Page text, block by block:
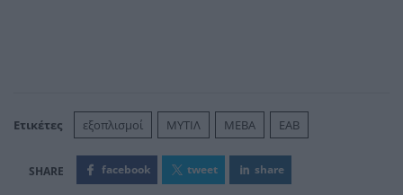
Ετικέτες εξοπλισμοί ΜΥΤΙΛ ΜΕΒΑ ΕΑΒ
facebook tweet share